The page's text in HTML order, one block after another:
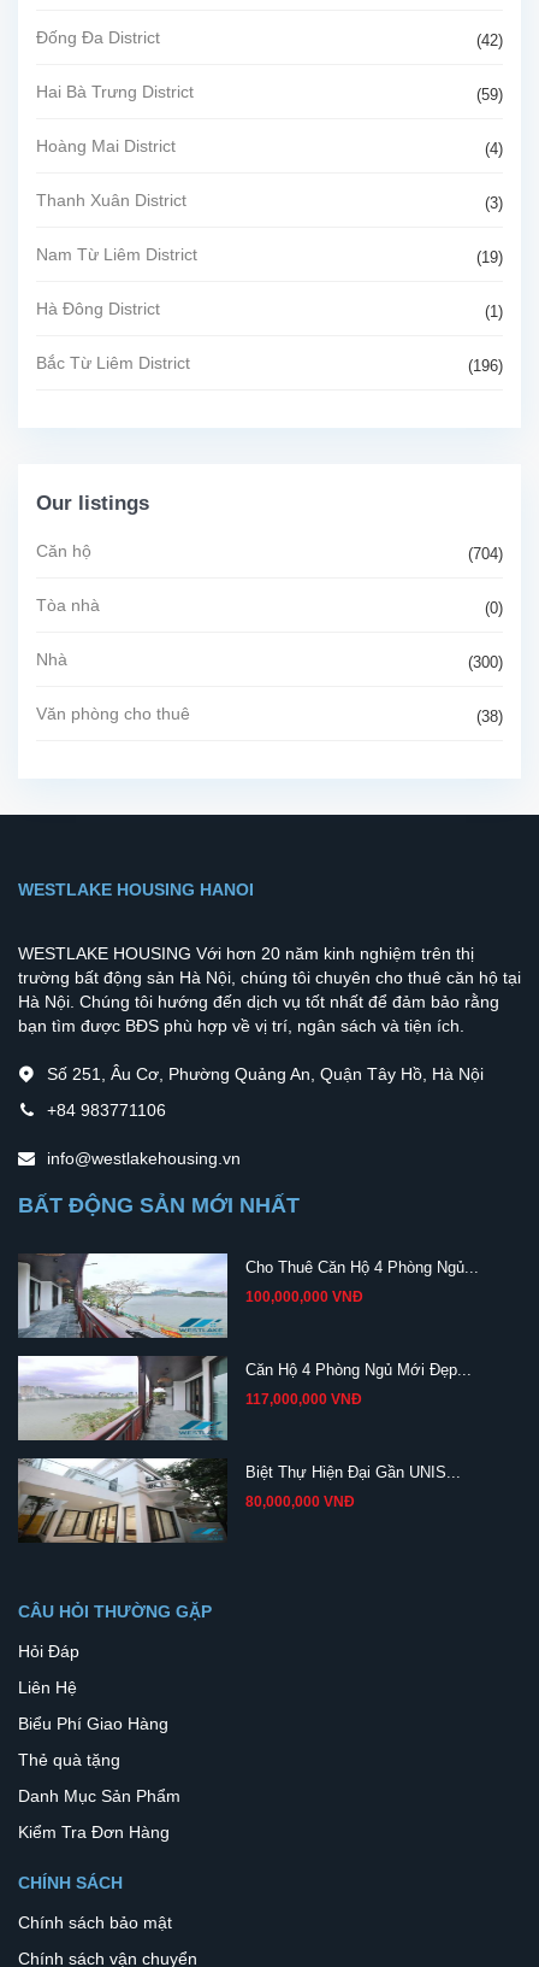
Đống Đa District (42)
Hai Bà Trưng District (59)
Hoàng Mai District (4)
Thanh Xuân District (3)
Nam Từ Liêm District (19)
Hà Đông District (1)
Bắc Từ Liêm District (196)
Our listings
Căn hộ (704)
Tòa nhà (0)
Nhà (300)
Văn phòng cho thuê (38)
WESTLAKE HOUSING HANOI
WESTLAKE HOUSING Với hơn 20 năm kinh nghiệm trên thị
trường bất động sản Hà Nội, chúng tôi chuyên cho thuê căn hộ tại
Hà Nội. Chúng tôi hướng đến dịch vụ tốt nhất để đảm bảo rằng
bạn tìm được BĐS phù hợp về vị trí, ngân sách và tiện ích.
Số 251, Âu Cơ, Phường Quảng An, Quận Tây Hồ, Hà Nội
+84 983771106
info@westlakehousing.vn
BẤT ĐỘNG SẢN MỚI NHẤT
Cho Thuê Căn Hộ 4 Phòng Ngủ...
100,000,000 VNĐ
Căn Hộ 4 Phòng Ngủ Mới Đẹp...
117,000,000 VNĐ
Biệt Thự Hiện Đại Gần UNIS...
80,000,000 VNĐ
CÂU HỎI THƯỜNG GẶP
Hỏi Đáp
Liên Hệ
Biểu Phí Giao Hàng
Thẻ quà tặng
Danh Mục Sản Phẩm
Kiểm Tra Đơn Hàng
CHÍNH SÁCH
Chính sách bảo mật
Chính sách vận chuyển